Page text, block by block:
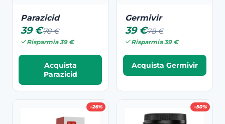
Parazicid
39 €78 €
Risparmia 39 €
Acquista
Parazicid
Germivir
39 €78 €
Risparmia 39 €
Acquista Germivir
-26% -50%